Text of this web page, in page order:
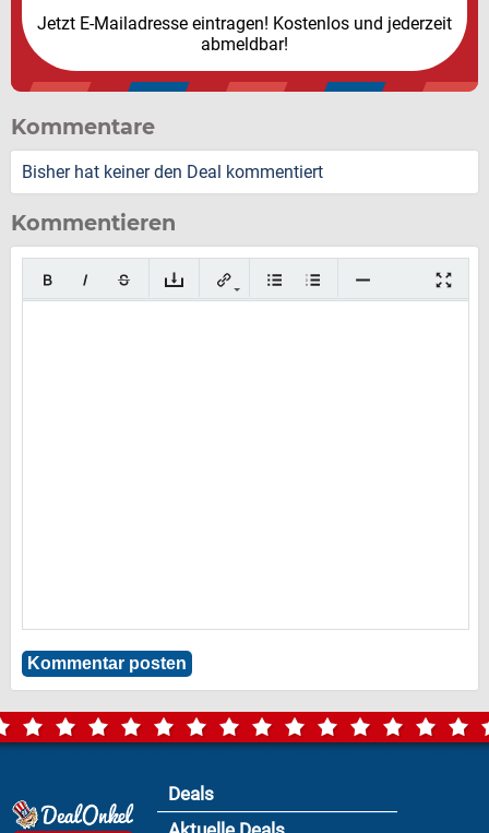
Jetzt E-Mailadresse eintragen! Kostenlos und jederzeit
abmeldbar!
Kommentare
Bisher hat keiner den Deal kommentiert
Kommentieren
Deals